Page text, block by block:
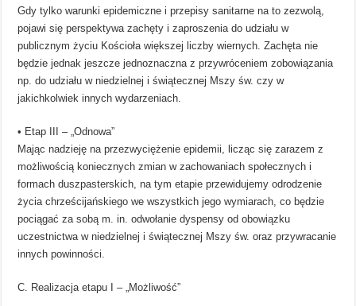
Gdy tylko warunki epidemiczne i przepisy sanitarne na to zezwolą,
pojawi się perspektywa zachęty i zaproszenia do udziału w
publicznym życiu Kościoła większej liczby wiernych. Zachęta nie
będzie jednak jeszcze jednoznaczna z przywróceniem zobowiązania
np. do udziału w niedzielnej i świątecznej Mszy św. czy w
jakichkolwiek innych wydarzeniach.
• Etap III – „Odnowa”
Mając nadzieję na przezwyciężenie epidemii, licząc się zarazem z
możliwością koniecznych zmian w zachowaniach społecznych i
formach duszpasterskich, na tym etapie przewidujemy odrodzenie
życia chrześcijańskiego we wszystkich jego wymiarach, co będzie
pociągać za sobą m. in. odwołanie dyspensy od obowiązku
uczestnictwa w niedzielnej i świątecznej Mszy św. oraz przywracanie
innych powinności.
C. Realizacja etapu I – „Możliwość”